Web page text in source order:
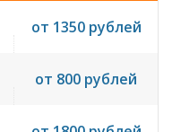
от 1350 рублей
от 800 рублей